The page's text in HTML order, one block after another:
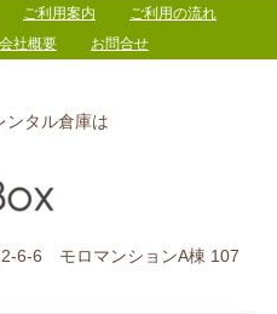
ご利用案内
ご利用の流れ
会社概要 お問合せ
ンタル倉庫は
6-6 モロマンションA棟 107